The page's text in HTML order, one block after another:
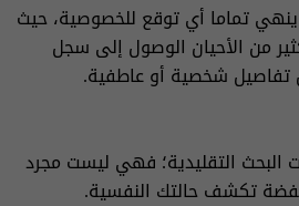
تماما أي توقع للخصوصية، حيث
من الأحيان الوصول إلى سجل
تفاصيل شخصية أو عاطفية.
البحث التقليدية؛ فهي ليست مجرد
تكشف حالتك النفسية.